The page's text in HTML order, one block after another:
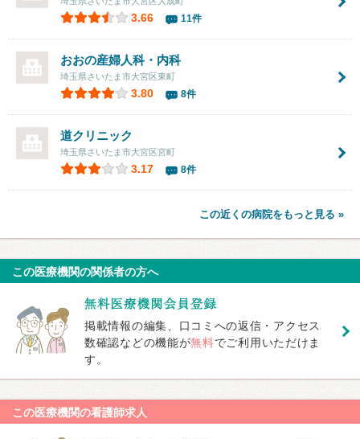
3.66 11件
おおの産婦人科・内科
埼玉県さいたま市大宮区東町
3.80 8件
道クリニック
埼玉県さいたま市大宮区宮町
3.17 8件
この近くの病院をもっと見る »
この医療機関の関係者の方へ
掲載情報の編集、口コミへの返信・アクセス
数確認などの機能が無料でご利用いただけま
す。
この医療機関の看護師求人